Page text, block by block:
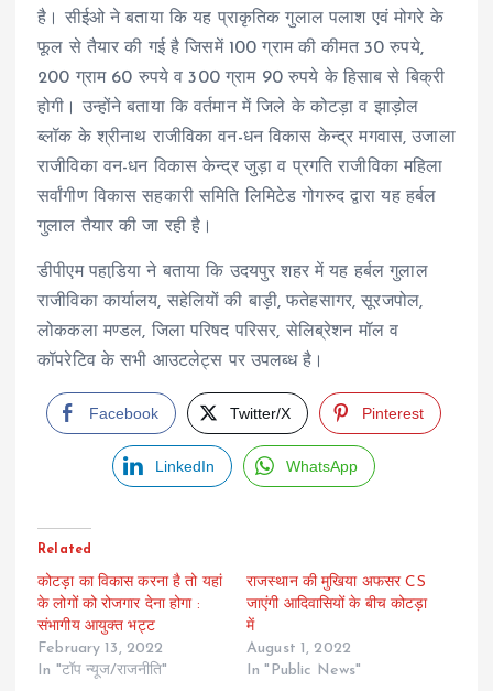
है। सीईओ ने बताया कि यह प्राकृतिक गुलाल पलाश एवं मोगरे के
फूल से तैयार की गई है जिसमें 100 ग्राम की कीमत 30 रुपये,
200 ग्राम 60 रुपये व 300 ग्राम 90 रुपये के हिसाब से बिक्री
होगी। उन्होंने बताया कि वर्तमान में जिले के कोटड़ा व झाड़ोल
ब्लॉक के श्रीनाथ राजीविका वन-धन विकास केन्द्र मगवास, उजाला
राजीविका वन-धन विकास केन्द्र जुड़ा व प्रगति राजीविका महिला
सर्वांगीण विकास सहकारी समिति लिमिटेड गोगरुद द्वारा यह हर्बल
गुलाल तैयार की जा रही है।
डीपीएम पहाडि़या ने बताया कि उदयपुर शहर में यह हर्बल गुलाल
राजीविका कार्यालय, सहेलियों की बाड़ी, फतेहसागर, सूरजपोल,
लोककला मण्डल, जिला परिषद परिसर, सेलिब्रेशन मॉल व
कॉपरेटिव के सभी आउटलेट्स पर उपलब्ध है।
Facebook Twitter/X Pinterest
LinkedIn WhatsApp
Related
कोटड़ा का विकास करना है तो यहां
के लोगों को रोजगार देना होगा :
संभागीय आयुक्त भट्ट
February 13, 2022
In "टॉप न्यूज/राजनीति"
राजस्थान की मु​खिया अफसर CS
जाएंगी आदिवासियों के बीच कोटड़ा
में
August 1, 2022
In "Public News"